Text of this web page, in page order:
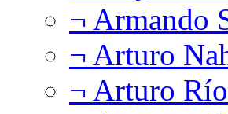
¬ Armando
¬ Arturo
¬ Arturo